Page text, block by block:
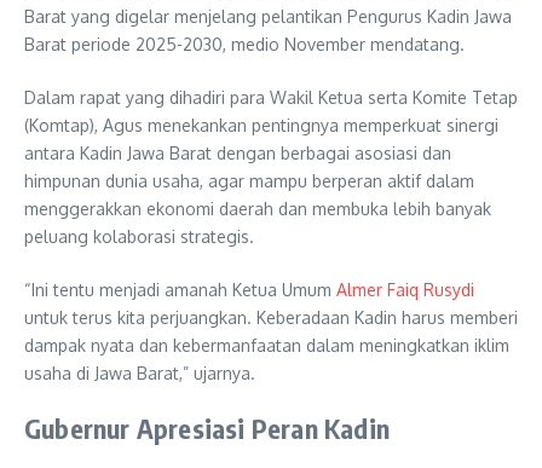
Barat yang digelar menjelang pelantikan Pengurus Kadin Jawa
Barat periode 2025-2030, medio November mendatang.
Dalam rapat yang dihadiri para Wakil Ketua serta Komite Tetap
(Komtap), Agus menekankan pentingnya memperkuat sinergi
antara Kadin Jawa Barat dengan berbagai asosiasi dan
himpunan dunia usaha, agar mampu berperan aktif dalam
menggerakkan ekonomi daerah dan membuka lebih banyak
peluang kolaborasi strategis.
“Ini tentu menjadi amanah Ketua Umum Almer Faiq Rusydi
untuk terus kita perjuangkan. Keberadaan Kadin harus memberi
dampak nyata dan kebermanfaatan dalam meningkatkan iklim
usaha di Jawa Barat,” ujarnya.
Gubernur Apresiasi Peran Kadin